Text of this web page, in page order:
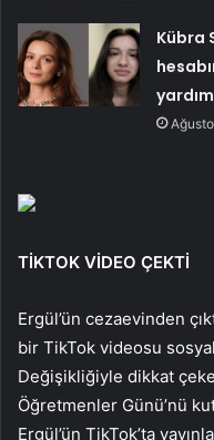
Kübra
TİKTOK VİDEO ÇEKTİ
Ergül’ün cezaevinden
bir TikTok videosu
Değişikliğiyle dikkat
Öğretmenler Günü’nü
Ergül’ün TikTok’ta